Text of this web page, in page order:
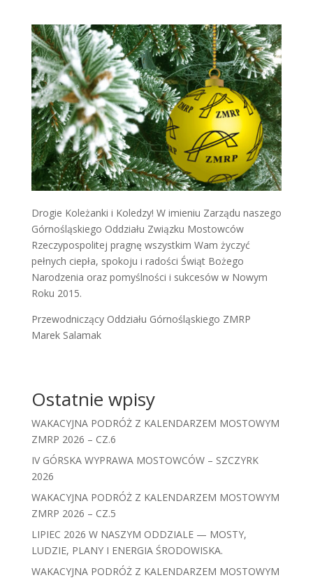
Drogie Koleżanki i Koledzy! W imieniu Zarządu naszego
Górnośląskiego Oddziału Związku Mostowców
Rzeczypospolitej pragnę wszystkim Wam życzyć
pełnych ciepła, spokoju i radości Świąt Bożego
Narodzenia oraz pomyślności i sukcesów w Nowym
Roku 2015.
Przewodniczący Oddziału Górnośląskiego ZMRP
Marek Salamak
Ostatnie wpisy
WAKACYJNA PODRÓŻ Z KALENDARZEM MOSTOWYM
ZMRP 2026 – CZ.6
IV GÓRSKA WYPRAWA MOSTOWCÓW – SZCZYRK
2026
WAKACYJNA PODRÓŻ Z KALENDARZEM MOSTOWYM
ZMRP 2026 – CZ.5
LIPIEC 2026 W NASZYM ODDZIALE — MOSTY,
LUDZIE, PLANY I ENERGIA ŚRODOWISKA.
WAKACYJNA PODRÓŻ Z KALENDARZEM MOSTOWYM